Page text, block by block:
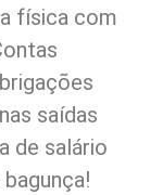
física com
saídas
de salário